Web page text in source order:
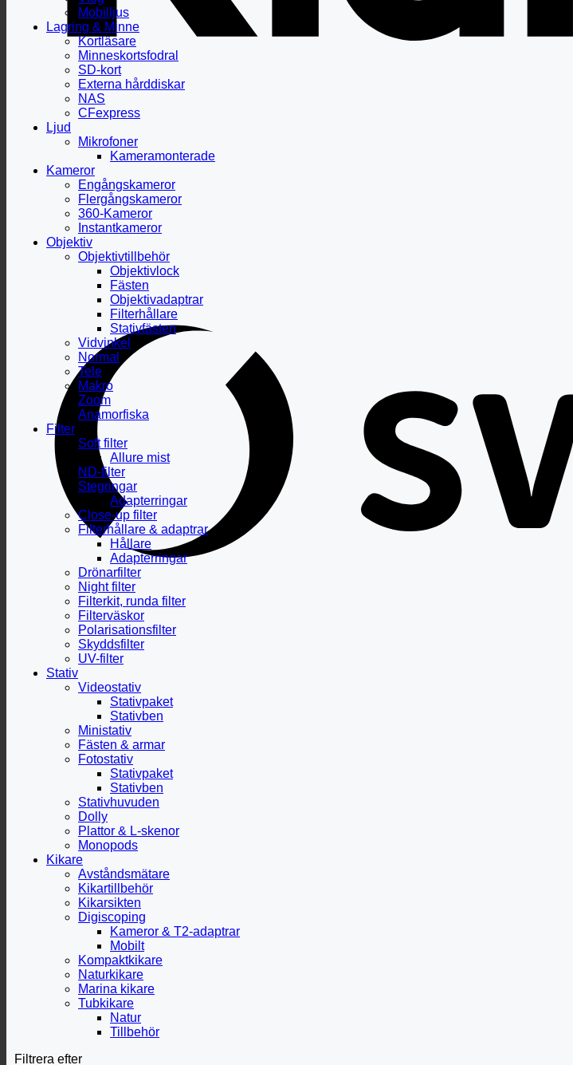
Mobilljus
Lagring & Minne
Kortläsare
Minneskortsfodral
SD-kort
Externa hårddiskar
NAS
CFexpress
Ljud
Mikrofoner
Kameramonterade
Kameror
Engångskameror
Flergångskameror
360-Kameror
Instantkameror
Objektiv
Objektivtillbehör
Objektivlock
Fästen
Objektivadaptrar
Filterhållare
Stativfästen
Vidvinkel
Normal
Tele
Makro
Zoom
Anamorfiska
Filter
Soft filter
Allure mist
ND-filter
Stegringar
Adapterringar
Close-up filter
Filterhållare & adaptrar
Hållare
Adapterringar
Drönarfilter
Night filter
Filterkit, runda filter
Filterväskor
Polarisationsfilter
Skyddsfilter
UV-filter
Stativ
Videostativ
Stativpaket
Stativben
Ministativ
Fästen & armar
Fotostativ
Stativpaket
Stativben
Stativhuvuden
Dolly
Plattor & L-skenor
Monopods
Kikare
Avståndsmätare
Kikartillbehör
Kikarsikten
Digiscoping
Kameror & T2-adaptrar
Mobilt
Kompaktkikare
Naturkikare
Marina kikare
Tubkikare
Natur
Tillbehör
Filtrera efter